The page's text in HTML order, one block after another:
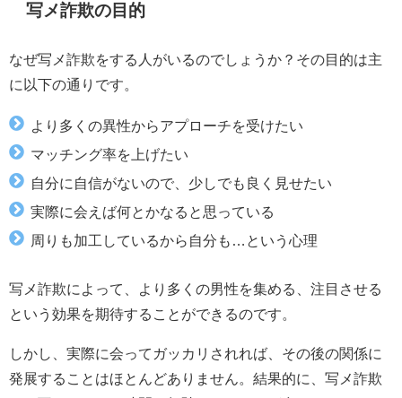
写メ詐欺の目的
なぜ写メ詐欺をする人がいるのでしょうか？その目的は主
に以下の通りです。
より多くの異性からアプローチを受けたい
マッチング率を上げたい
自分に自信がないので、少しでも良く見せたい
実際に会えば何とかなると思っている
周りも加工しているから自分も…という心理
写メ詐欺によって、より多くの男性を集める、注目させる
という効果を期待することができるのです。
しかし、実際に会ってガッカリされれば、その後の関係に
発展することはほとんどありません。結果的に、写メ詐欺